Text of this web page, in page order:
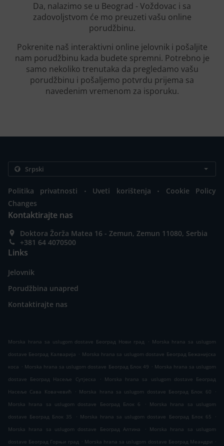
Da, nalazimo se u Beograd - Voždovac i sa
zadovoljstvom će mo preuzeti vašu online
porudžbinu.
Pokrenite naš interaktivni online jelovnik i pošaljite
nam porudžbinu kada budete spremni. Potrebno je
samo nekoliko trenutaka da pregledamo vašu
porudžbinu i pošaljemo potvrdu prijema sa
navedenim vremenom za isporuku.
Politika privatnosti . Uveti korištenja .
Cookie Policy
Changes
Kontaktirajte nas
Doktora Žorža Matea 16 - Zemun, Zemun 11080, Serbia
+381 64 4070500
Links
Jelovnik
Porudžbina unapred
Kontaktirajte nas
Morska hrana sa uslugom dostave Београд Нови град . Morska hrana sa uslugom
dostave Београд Калварија . Morska hrana sa uslugom dostave Београд Бежанијска
коса . Morska hrana sa uslugom dostave Београд Блок 49 . Morska hrana sa uslugom
dostave Београд Насеље Сутјеска
. Morska hrana sa uslugom dostave Београд
Насеље Сава Ковачевић
. Morska hrana sa uslugom dostave Београд Блок 60
.
Morska hrana sa uslugom dostave Београд Блок 6
. Morska hrana sa uslugom
dostave Београд Блок 35
. Morska hrana sa uslugom dostave Београд Блок 65
.
Morska hrana sa uslugom dostave Београд Алтина
. Morska hrana sa uslugom
dostave Београд Горњи град . Morska hrana sa uslugom dostave Београд Меандри .